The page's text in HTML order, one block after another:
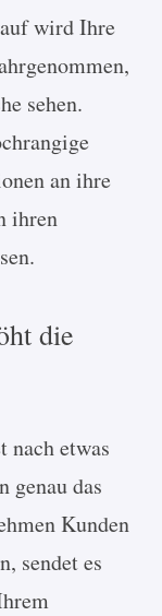
wird Ihre
sehen.
an ihre
ihren
die
nach etwas
genau das
Kunden
sendet es